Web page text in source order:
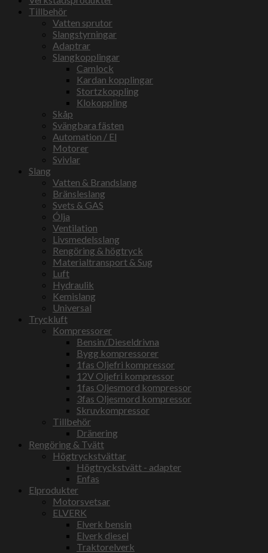
Tillbehör
Vatten sprutor
Slangstyrningar
Adaptrar
Slangkopplingar
Camlock
Kardan kopplingar
Stortzkoppling
Klokoppling
Skåp
Svängbara fästen
Automation / El
Motorer
Svivlar
Slang
Vatten & Brandslang
Bränsleslang
Svets & GAS
Ólja
Ventilation
Livsmedelsslang
Rengöring & högtryck
Materialtransport & Sug
Luft
Hydraulik
Kemislang
Universal
Tryckluft
Kompressorer
Bensin/Dieseldrivna
Bygg kompressorer
1fas Oljefri kompressor
12V Oljefri kompressor
1fas Oljesmord kompressor
3fas Oljesmord kompressor
Skruvkompressor
Tillbehör
Dränering
Rengöring & Tvätt
Högtryckstvättar
Högtryckstvätt - adapter
Enfas
Elprodukter
Motorsvetsar
ELVERK
Elverk bensin
Elverk diesel
Traktorelverk